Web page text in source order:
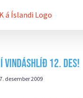
12. des!
7. desember 2009